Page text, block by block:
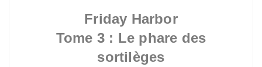
Friday Harbor
Tome 3 : Le phare des
sortilèges